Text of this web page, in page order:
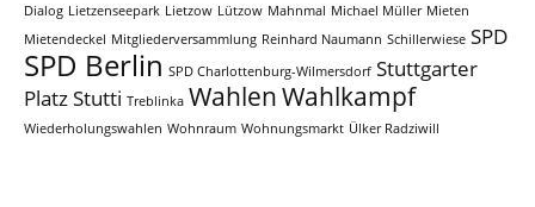
Dialog Lietzenseepark Lietzow Lützow Mahnmal Michael Müller Mieten
Mietendeckel Mitgliederversammlung Reinhard Naumann Schillerwiese SPD
SPD Berlin SPD Charlottenburg-Wilmersdorf Stuttgarter
PlatzStutti Treblinka WahlenWahlkampf
Wiederholungswahlen Wohnraum Wohnungsmarkt Ülker Radziwill